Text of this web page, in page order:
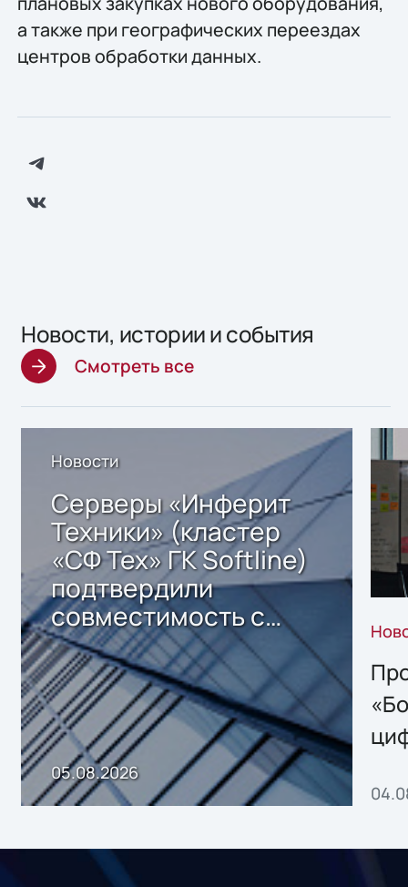
а также при географических переездах
центров обработки данных.
Новости, истории и события
Смотреть все
Новости
Серверы «Инферит
Техники» (кластер
«СФ Тех» ГК Softline)
подтвердили
совместимость с
решением Sharx
Storage 2.x для
хранения данных
05.08.2026